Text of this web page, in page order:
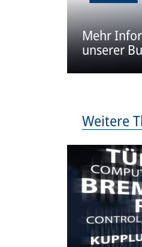
Mehr
unserer
Weitere